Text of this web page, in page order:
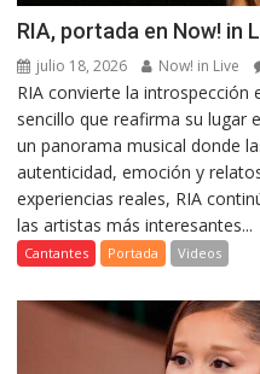
RIA, portada en Now! in
julio 18, 2026 Now! in Live
RIA convierte la introspección
sencillo que reafirma su lugar
un panorama musical donde
autenticidad, emoción y
experiencias reales, RIA
las artistas más interesantes...
Cantantes Portada Videos